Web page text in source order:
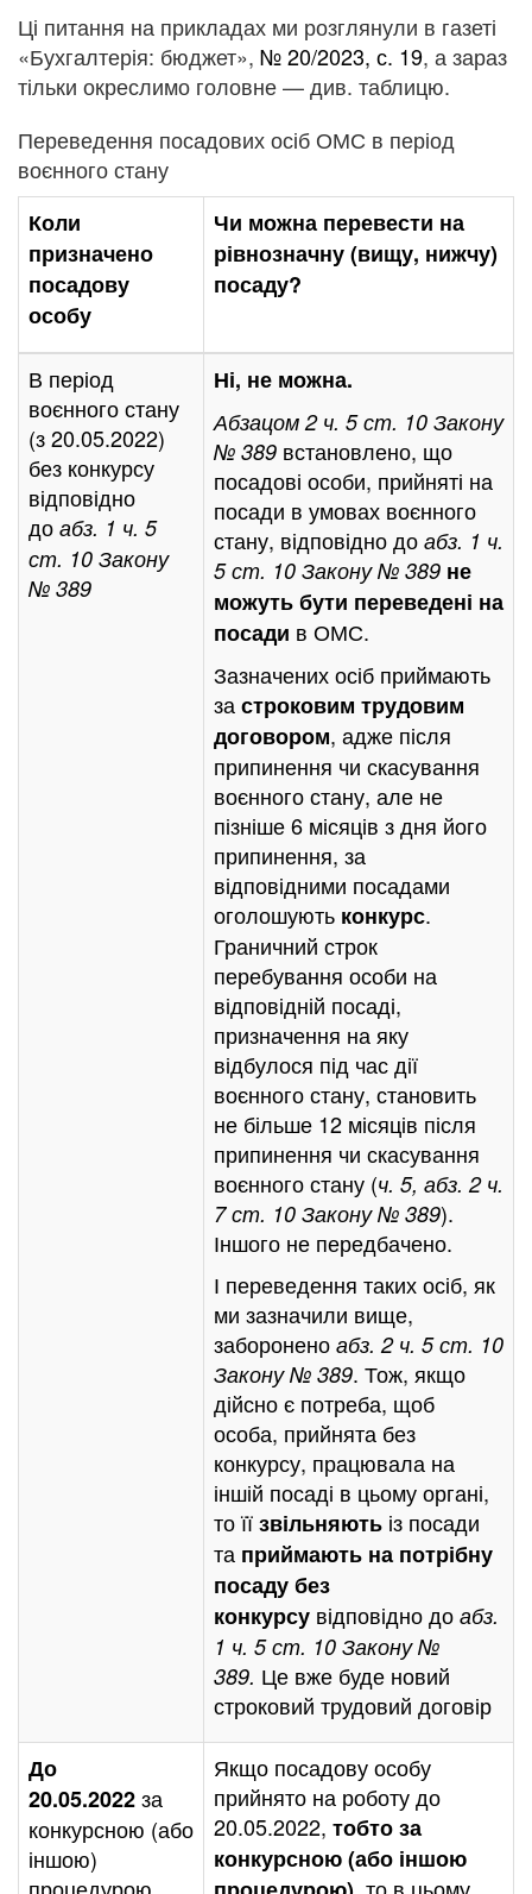
Ці питання на прикладах ми розглянули в газеті
«Бухгалтерія: бюджет», № 20/2023, с. 19, а зараз
тільки окреслимо головне — див. таблицю.
Переведення посадових осіб ОМС в період
воєнного стану
Коли
призначено
посадову
особу
Чи можна перевести на
рівнозначну (вищу, нижчу)
посаду?
В період
воєнного стану
(з 20.05.2022)
без конкурсу
відповідно
до абз. 1 ч. 5
ст. 10 Закону
№ 389
Ні, не можна.
Абзацом 2 ч. 5 ст. 10 Закону
№ 389 встановлено, що
посадові особи, прийняті на
посади в умовах воєнного
стану, відповідно до абз. 1 ч.
5 ст. 10 Закону № 389 не
можуть бути переведені на
посади в ОМС.
Зазначених осіб приймають
застроковим трудовим
договором, адже після
припинення чи скасування
воєнного стану, але не
пізніше 6 місяців з дня його
припинення, за
відповідними посадами
оголошують конкурс.
Граничний строк
перебування особи на
відповідній посаді,
призначення на яку
відбулося під час дії
воєнного стану, становить
не більше 12 місяців після
припинення чи скасування
воєнного стану (ч. 5, абз. 2 ч.
7 ст. 10 Закону № 389).
Іншого не передбачено.
І переведення таких осіб, як
ми зазначили вище,
заборонено абз. 2 ч. 5 ст. 10
Закону № 389. Тож, якщо
дійсно є потреба, щоб
особа, прийнята без
конкурсу, працювала на
іншій посаді в цьому органі,
то їїзвільняють із посади
та приймають на потрібну
посадубез
конкурсу відповідно до абз.
1 ч. 5 ст. 10 Закону №
389. Це вже буде новий
строковий трудовий договір
До
20.05.2022за
конкурсною (або
іншою)
Якщо посадову особу
прийнято на роботу до
20.05.2022, тобто за
конкурсною (або іншою